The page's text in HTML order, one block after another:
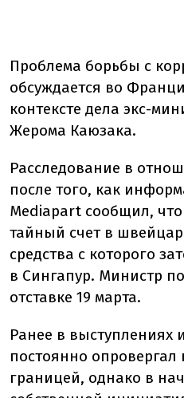
Проблема борьбы с
обсуждается во
контексте дела экс-
Жерома Каюзака.
Расследование в
после того, как
Mediapart сообщил,
тайный счет в
средства с которого
в Сингапур. Министр
отставке 19 марта.
Ранее в выступлениях
постоянно опровергал
границей, однако в